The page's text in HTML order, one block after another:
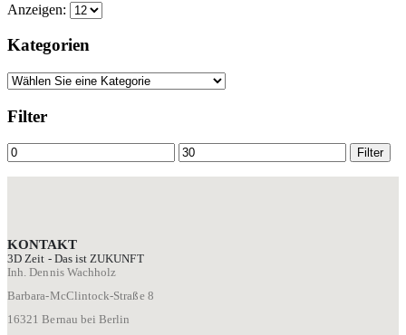
Anzeigen:
Kategorien
Filter
Min.
Preis
Max.
Preis
Filter
KONTAKT
3D Zeit - Das ist ZUKUNFT
Inh. Dennis Wachholz
Barbara-McClintock-Straße 8
16321 Bernau bei Berlin